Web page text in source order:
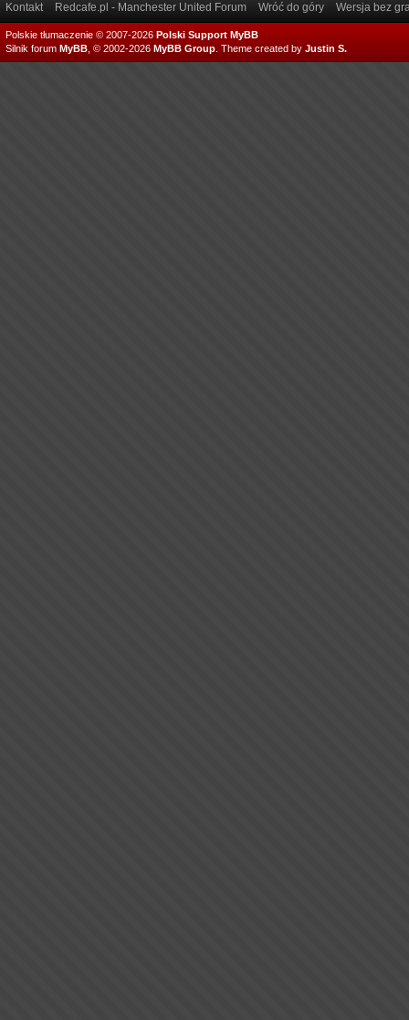
Kontakt Redcafe.pl - Manchester United Forum Wróć do góry Wersja bez
Polskie tłumaczenie © 2007-2026 Polski Support MyBB
Silnik forum MyBB , © 2002-2026 MyBB Group Theme created by Justin S.